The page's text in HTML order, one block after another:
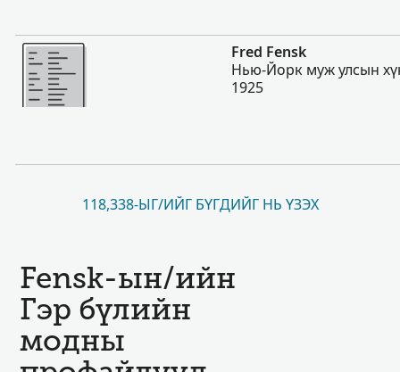
Нэмэх
Fred Fensk
Нью-Йорк муж улсын
1925
118,338-ЫГ/ИЙГ БҮГДИЙГ НЬ ҮЗЭХ
Fensk-ын/ийн
Гэр бүлийн
модны